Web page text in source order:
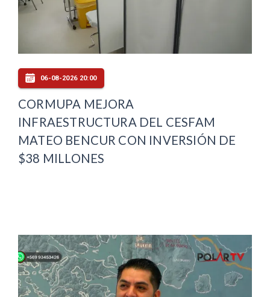
06-08-2026 20:00
CORMUPA MEJORA
INFRAESTRUCTURA DEL CESFAM
MATEO BENCUR CON INVERSIÓN DE
$38 MILLONES